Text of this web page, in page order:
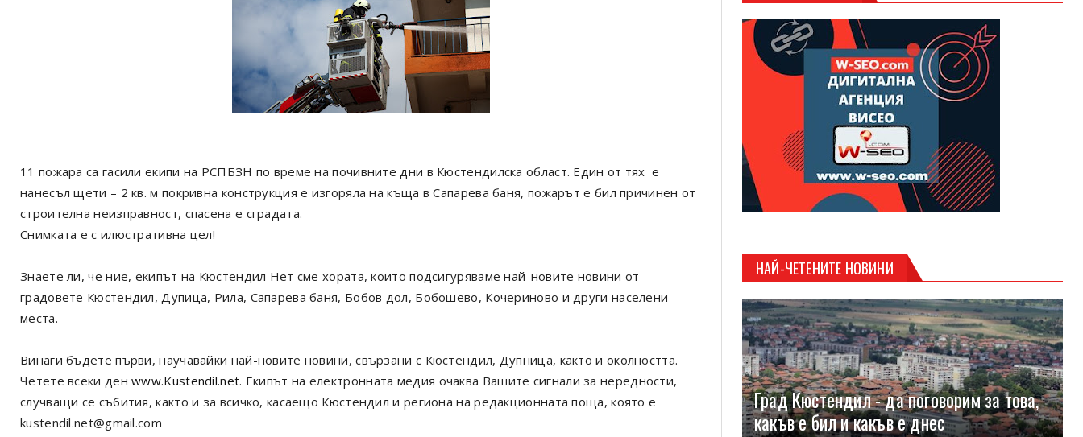
11 пожара са гасили екипи на РСПБЗН по време на почивните дни в Кюстендилска област. Един от тях е
нанесъл щети – 2 кв. м покривна конструкция е изгоряла на къща в Сапарева баня, пожарът е бил причинен от
строителна неизправност, спасена е сградата.
Снимката е с илюстративна цел!
Знаете ли, че ние, екипът на Кюстендил Нет сме хората, които подсигуряваме най-новите новини от
градовете Кюстендил, Дупица, Рила, Сапарева баня, Бобов дол, Бобошево, Кочериново и други населени
места.
Винаги бъдете първи, научавайки най-новите новини, свързани с Кюстендил, Дупница, както и околността.
Четете всеки денwww.Kustendil.net. Екипът на електронната медия очаква Вашите сигнали за нередности,
случващи се събития, както и за всичко, касаещо Кюстендил и региона на редакционната поща, която е
kustendil.net@gmail.com
НАЙ-ЧЕТЕНИТЕ НОВИНИ
Град Кюстендил - да поговорим за това,
какъв е бил и какъв е днес